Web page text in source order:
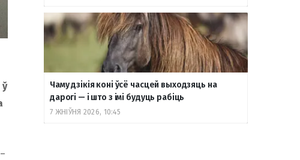
ў
Чаму дзікія коні ўсё часцей выходзяць на
дарогі — і што з імі будуць рабіць
7 ЖНІЎНЯ 2026, 10:45